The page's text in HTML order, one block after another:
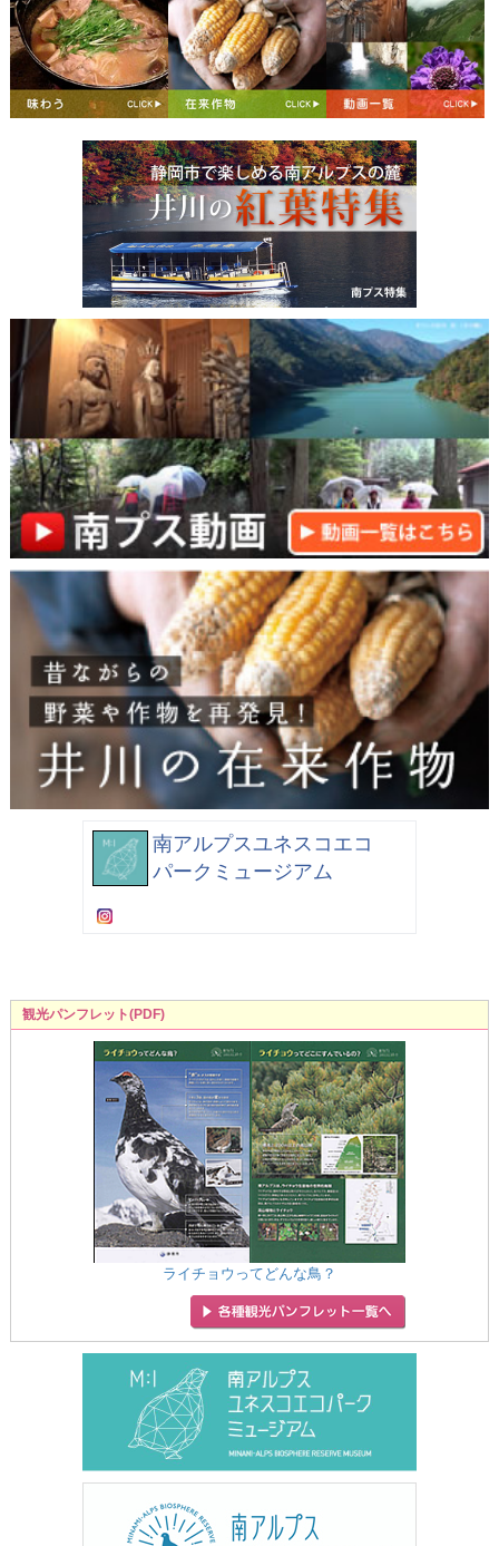
南アルプスユネスコエコ
パークミュージアム
観光パンフレット(PDF)
ライチョウってどんな鳥？